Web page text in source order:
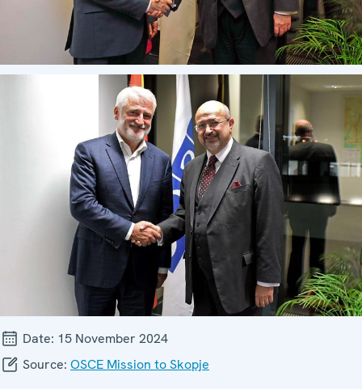
Date: 15 November 2024
Source: OSCE Mission to Skopje